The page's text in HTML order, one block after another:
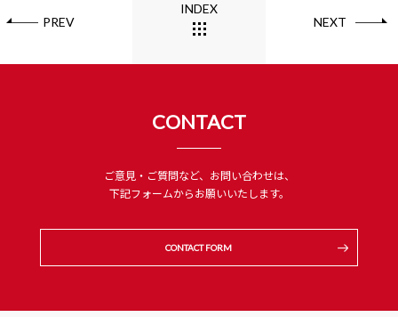
PREV
INDEX
NEXT
CONTACT
ご意見・ご質問など、お問い合わせは、
下記フォームからお願いいたします。
CONTACT FORM